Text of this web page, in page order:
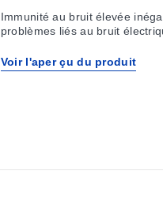
pour des applications à chocs
Immunité au bruit élevée
problèmes liés au bruit
Voir l'aper çu du produit